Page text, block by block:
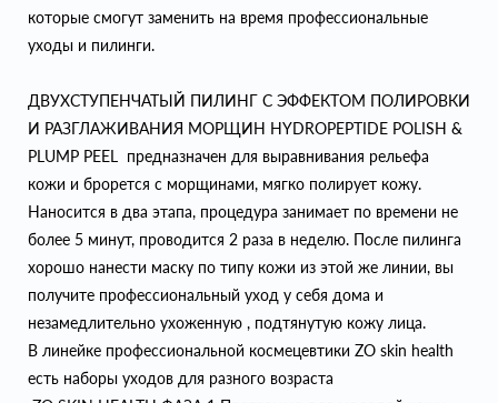
которые смогут заменить на время профессиональные
уходы и пилинги.
ДВУХСТУПЕНЧАТЫЙ ПИЛИНГ С ЭФФЕКТОМ ПОЛИРОВКИ
И РАЗГЛАЖИВАНИЯ МОРЩИН HYDROPEPTIDE POLISH &
PLUMP PEEL предназначен для выравнивания рельефа
кожи и брорется с морщинами, мягко полирует кожу.
Наносится в два этапа, процедура занимает по времени не
более 5 минут, проводится 2 раза в неделю. После пилинга
хорошо нанести маску по типу кожи из этой же линии, вы
получите профессиональный уход у себя дома и
незамедлительно ухоженную , подтянутую кожу лица.
В линейке профессиональной космецевтики ZO skin health
есть наборы уходов для разного возраста